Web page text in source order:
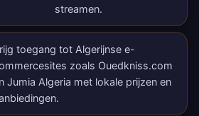
streamen.
toegang tot Algerijnse e-
zoals Ouedkniss.com
Jumia Algeria met lokale prijzen en